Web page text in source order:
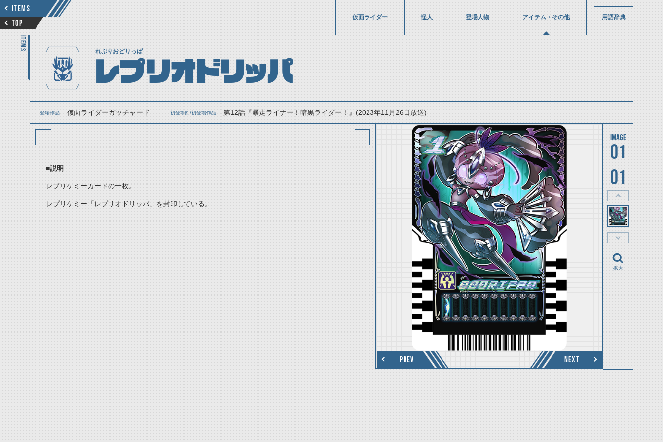
ITEMS
TOP
仮面ライダー 怪人 登場人物 アイテム・その他 用語辞典
ITEMS
れぷりおどりっぱ
レプリオドリッパ
登場作品 仮面ライダーガッチャード 初登場回/初登場作品 第12話『暴走ライナー！暗黒ライダー！』(2023年11月26日放送)
■説明
レプリケミーカードの一枚。
レプリケミー「レプリオドリッパ」を封印している。
PREV NEXT
01
01
拡大